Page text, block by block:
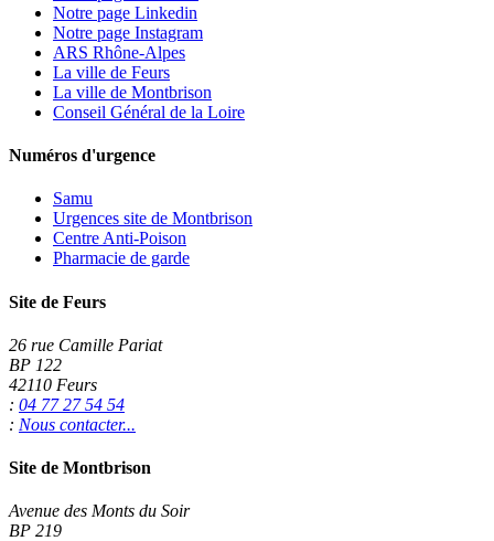
Notre page Linkedin
Notre page Instagram
ARS Rhône-Alpes
La ville de Feurs
La ville de Montbrison
Conseil Général de la Loire
Numéros d'urgence
Samu
Urgences site de Montbrison
Centre Anti-Poison
Pharmacie de garde
Site de Feurs
26 rue Camille Pariat
BP 122
42110 Feurs
: 04 77 27 54 54
: Nous contacter...
Site de Montbrison
Avenue des Monts du Soir
BP 219